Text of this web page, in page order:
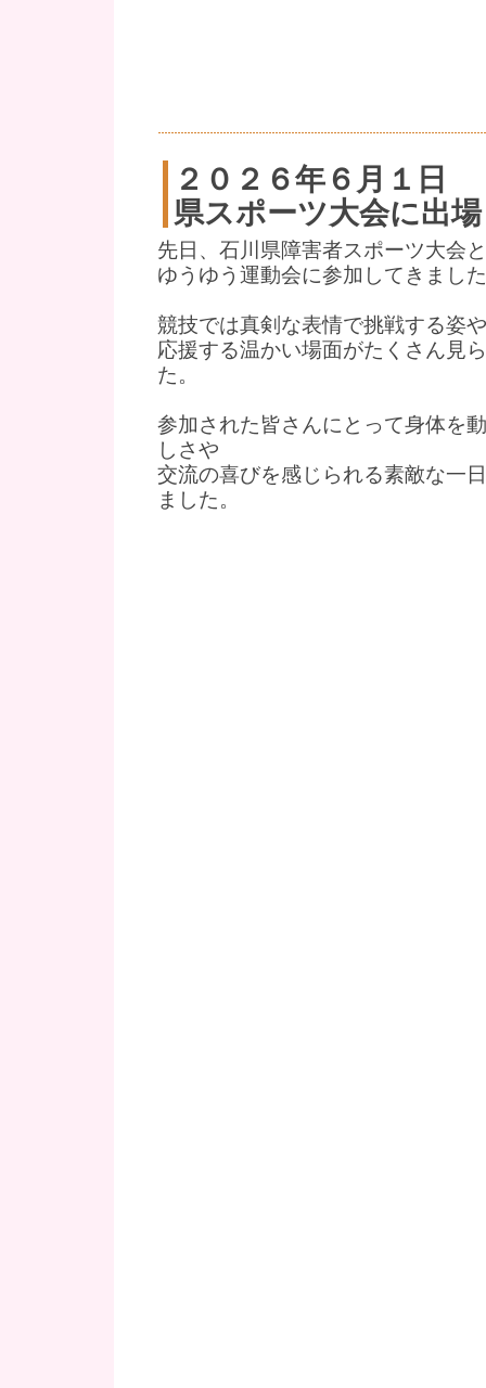
２０２６年６月１日
県スポーツ大会に出
先日、石川県障害者スポーツ大会と
ゆうゆう運動会に参加してきまし
競技では真剣な表情で挑戦する姿
応援する温かい場面がたくさん見
た。
参加された皆さんにとって身体を
しさや
交流の喜びを感じられる素敵な一
ました。